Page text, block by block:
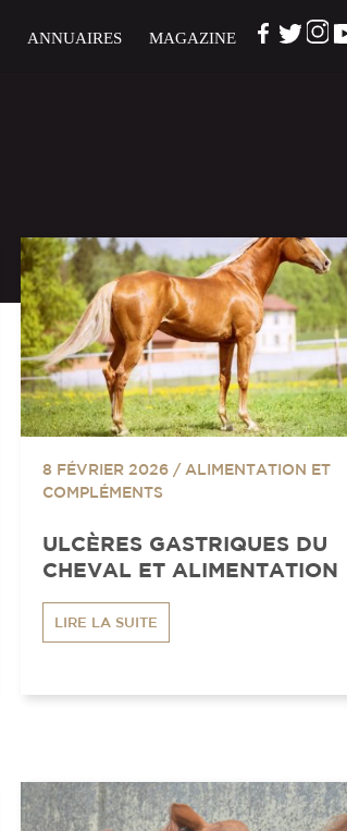
ANNUAIRES MAGAZINE
8 FÉVRIER 2026 / ALIMENTATION ET
COMPLÉMENTS
ULCÈRES GASTRIQUES DU
CHEVAL ET ALIMENTATION
LIRE LA SUITE